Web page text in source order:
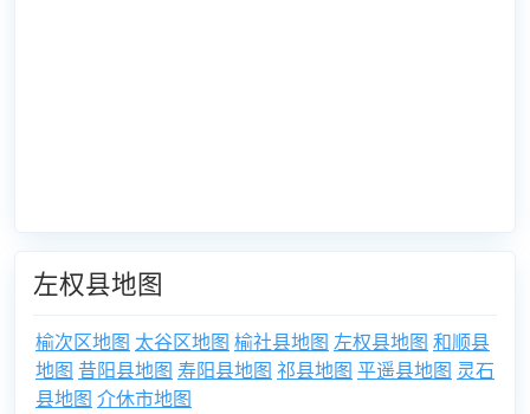
左权县地图
榆次区地图 太谷区地图 榆社县地图 左权县地图 和顺县
地图 昔阳县地图 寿阳县地图 祁县地图 平遥县地图 灵石
县地图 介休市地图